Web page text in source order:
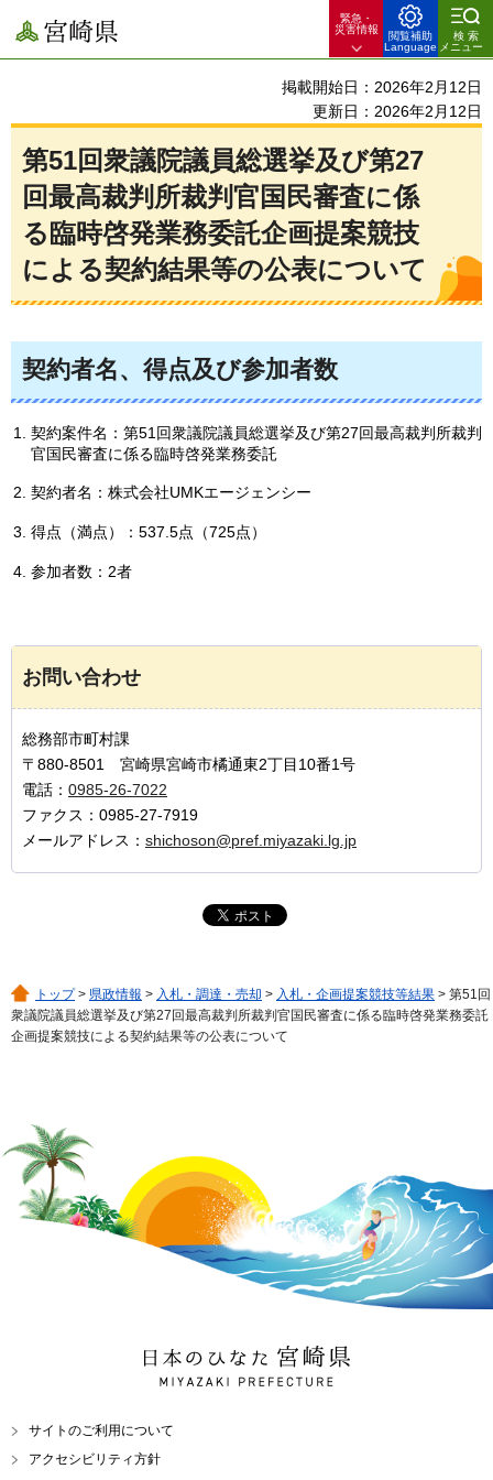
宮崎県
緊急・
災害情報
閲覧補助
Language
検索
メニュー
掲載開始日：2026年2月12日
更新日：2026年2月12日
第51回衆議院議員総選挙及び第27
回最高裁判所裁判官国民審査に係
る臨時啓発業務委託企画提案競技
による契約結果等の公表について
契約者名、得点及び参加者数
契約案件名：第51回衆議院議員総選挙及び第27回最高裁判所裁判
官国民審査に係る臨時啓発業務委託
契約者名：株式会社UMKエージェンシー
得点（満点）：537.5点（725点）
参加者数：2者
お問い合わせ
総務部市町村課
〒880-8501 宮崎県宮崎市橘通東2丁目10番1号
電話： 0985-26-7022
ファクス：0985-27-7919
メールアドレス： shichoson@pref.miyazaki.lg.jp
トップ> 県政情報 > 入札・調達・売却 > 入札・企画提案競技等結果 > 第51回
衆議院議員総選挙及び第27回最高裁判所裁判官国民審査に係る臨時啓発業務委託
企画提案競技による契約結果等の公表について
日本のひなた 宮崎県
MIYAZAKI PREFECTURE
サイトのご利用について
アクセシビリティ方針